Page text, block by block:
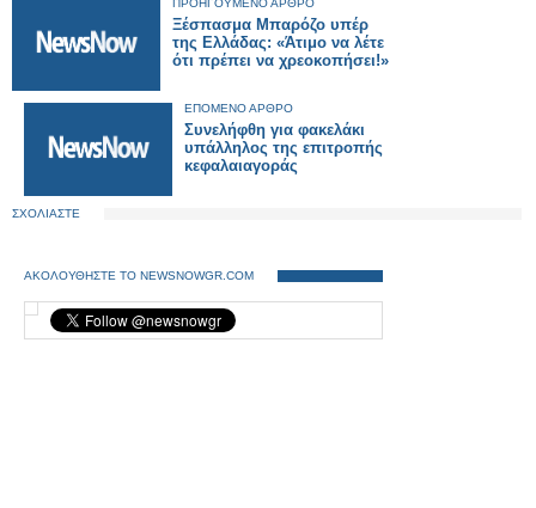
ΠΡΟΗΓΟΥΜΕΝΟ ΑΡΘΡΟ
Ξέσπασμα Μπαρόζο υπέρ
της Ελλάδας: «Άτιμο να λέτε
ότι πρέπει να χρεοκοπήσει!»
ΕΠΟΜΕΝΟ ΑΡΘΡΟ
Συνελήφθη για φακελάκι
υπάλληλος της επιτροπής
κεφαλαιαγοράς
ΣΧΟΛΙΑΣΤΕ
ΑΚΟΛΟΥΘΗΣΤΕ ΤΟ NEWSNOWGR.COM